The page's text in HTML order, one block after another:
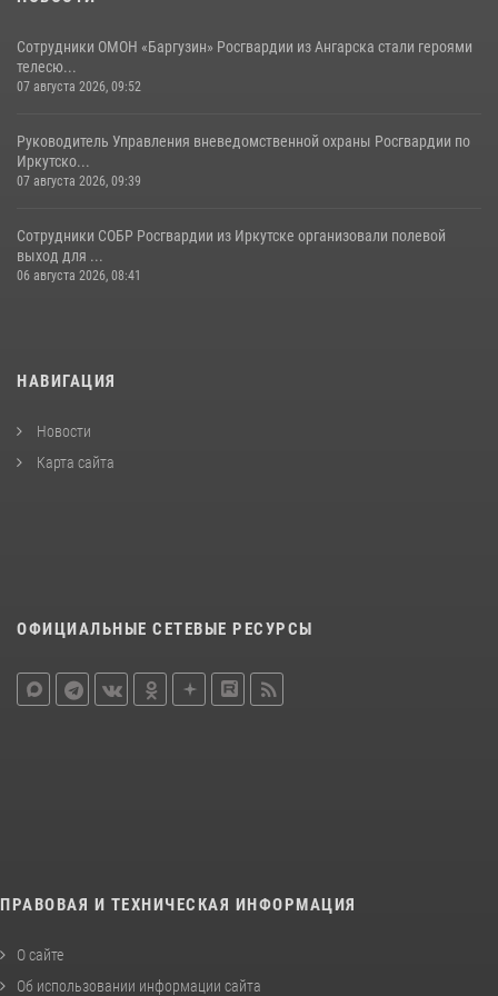
Сотрудники ОМОН «Баргузин» Росгвардии из Ангарска стали героями
телесю...
07 августа 2026, 09:52
Руководитель Управления вневедомственной охраны Росгвардии по
Иркутско...
07 августа 2026, 09:39
Сотрудники СОБР Росгвардии из Иркутске организовали полевой
выход для ...
06 августа 2026, 08:41
НАВИГАЦИЯ
Новости
Карта сайта
ОФИЦИАЛЬНЫЕ СЕТЕВЫЕ РЕСУРСЫ
ПРАВОВАЯ И ТЕХНИЧЕСКАЯ ИНФОРМАЦИЯ
О сайте
Об использовании информации сайта